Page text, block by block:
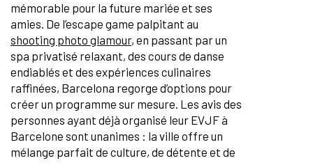
mémorable pour la future mariée et ses
amies. De l’escape game palpitant au
shooting photo glamour, en passant par un
spa privatisé relaxant, des cours de danse
endiablés et des expériences culinaires
raffinées, Barcelona regorge d’options pour
créer un programme sur mesure. Les avis des
personnes ayant déjà organisé leur EVJF à
Barcelone sont unanimes : la ville offre un
mélange parfait de culture, de détente et de